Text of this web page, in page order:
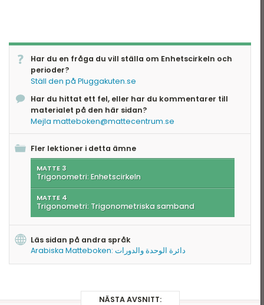
Har du en fråga du vill ställa om Enhetscirkeln och
perioder?
Ställ den på Pluggakuten.se
Har du hittat ett fel, eller har du kommentarer till
materialet på den här sidan?
Mejla matteboken@mattecentrum.se
Fler lektioner i detta ämne
MATTE 3
Trigonometri: Enhetscirkeln
MATTE 4
Trigonometri: Trigonometriska samband
Läs sidan på andra språk
Arabiska Matteboken: دائرة الوحدة والدورات
NÄSTA AVSNITT: